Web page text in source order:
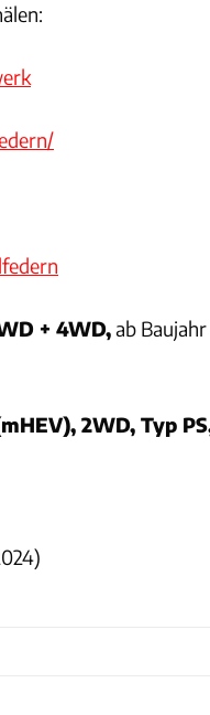
+ 4WD,ab Baujahr
2WD, Typ